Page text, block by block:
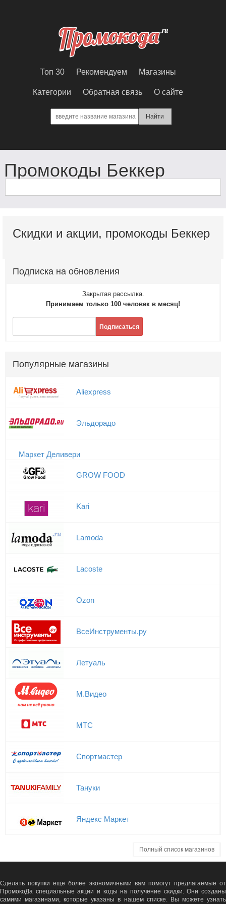
Топ 30 Рекомендуем Магазины
Категории Обратная связь О сайте
Промокоды Беккер
Скидки и акции, промокоды Беккер
Подписка на обновления
Закрытая рассылка.
Принимаем только 100 человек в месяц!
Подписаться
Популярные магазины
Aliexpress
Эльдорадо
Маркет Деливери
GROW FOOD
Kari
Lamoda
Lacoste
Ozon
ВсеИнструменты.ру
Летуаль
М.Видео
МТС
Спортмастер
Тануки
Яндекс Маркет
Полный список магазинов
Сделать покупки еще более экономичными вам помогут предлагаемые от
ПромокоДа специальные акции и коды на получение скидки. Они созданы
самими магазинами, которые указаны в нашем списке. Вы можете узнать